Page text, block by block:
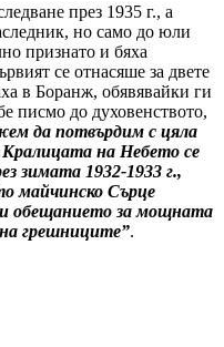
през 1935 г., а
но само до юли
признато и бяха
се отнасяше за двете
в Боранж, обявявайки ги
писмо до духовенството,
да потвърдим с цяла
Кралицата на Небето се
зимата 1932-1933 г.,
майчинско Сърце
обещанието за мощната
грешниците”.